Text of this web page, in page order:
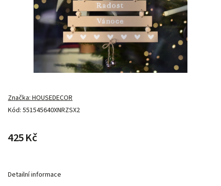
Kód: 551545640XNRZSX2
Značka:HOUSEDECOR
425 Kč
Detailní informace